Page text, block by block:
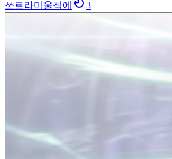
쓰르라미울적에 3